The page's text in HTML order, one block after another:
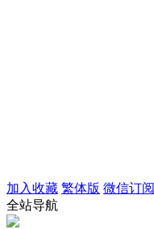
加入收藏 繁体版 微信订阅
全站导航